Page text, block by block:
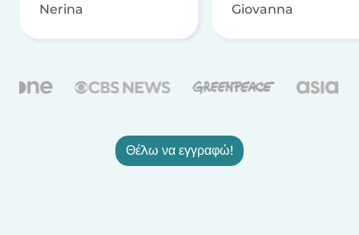
Nerina Giovanna
Θέλω να εγγραφώ!